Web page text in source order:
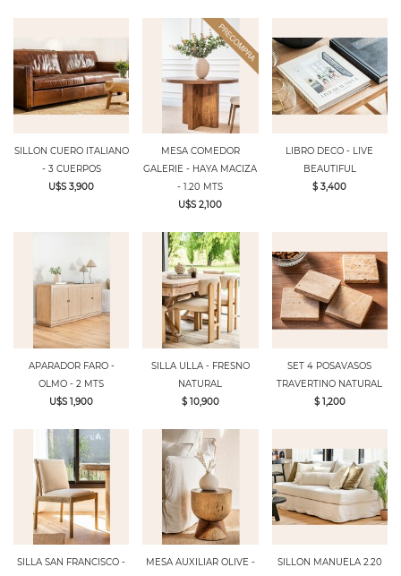
SILLON CUERO ITALIANO
- 3 CUERPOS
U$S 3,900
MESA COMEDOR
GALERIE - HAYA MACIZA
- 1.20 MTS
U$S 2,100
LIBRO DECO - LIVE
BEAUTIFUL
$ 3,400
APARADOR FARO -
OLMO - 2 MTS
U$S 1,900
SILLA ULLA - FRESNO
NATURAL
$ 10,900
SET 4 POSAVASOS
TRAVERTINO NATURAL
$ 1,200
SILLA SAN FRANCISCO -
MESA AUXILIAR OLIVE -
SILLON MANUELA 2.20